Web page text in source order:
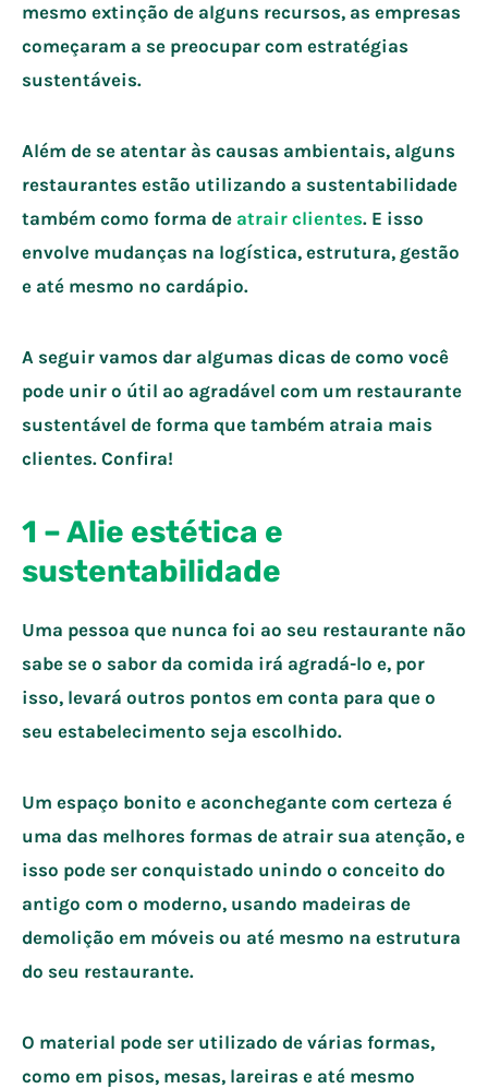
mesmo extinção de alguns recursos, as empresas
começaram a se preocupar com estratégias
sustentáveis.
Além de se atentar às causas ambientais, alguns
restaurantes estão utilizando a sustentabilidade
também como forma de atrair clientes. E isso
envolve mudanças na logística, estrutura, gestão
e até mesmo no cardápio.
A seguir vamos dar algumas dicas de como você
pode unir o útil ao agradável com um restaurante
sustentável de forma que também atraia mais
clientes. Confira!
1 – Alie estética e
sustentabilidade
Uma pessoa que nunca foi ao seu restaurante não
sabe se o sabor da comida irá agradá-lo e, por
isso, levará outros pontos em conta para que o
seu estabelecimento seja escolhido.
Um espaço bonito e aconchegante com certeza é
uma das melhores formas de atrair sua atenção, e
isso pode ser conquistado unindo o conceito do
antigo com o moderno, usando madeiras de
demolição em móveis ou até mesmo na estrutura
do seu restaurante.
O material pode ser utilizado de várias formas,
como em pisos, mesas, lareiras e até mesmo